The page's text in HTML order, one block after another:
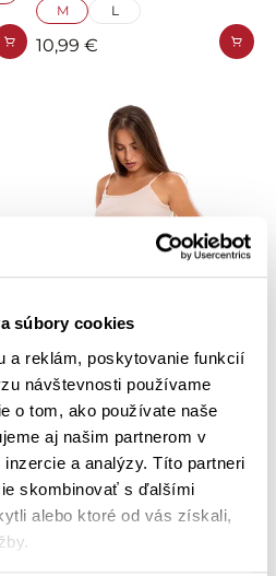
súbory cookies
a reklám, poskytovanie funkcií
návštevnosti používame
o tom, ako používate naše
aj našim partnerom v
a analýzy. Títo partneri
skombinovať s ďalšími
alebo ktoré od vás získali,
M L
10,99 €
Dámske nohavičky LOPINA
M L
9,90 €